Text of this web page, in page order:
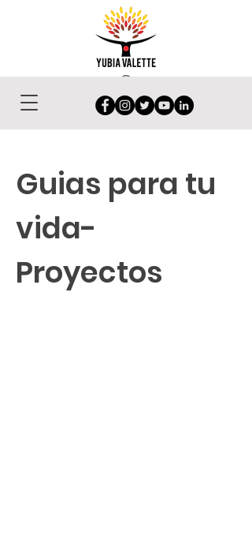
Guias para tu
vida-
Proyectos